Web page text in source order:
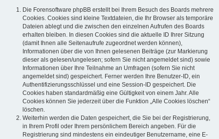
Die Forensoftware phpBB erstellt bei Ihrem Besuch des Boards mehrere
Cookies. Cookies sind kleine Textdateien, die Ihr Browser als temporäre
Dateien ablegt und die zwischen den einzelnen Aufrufen des Boards
erhalten bleiben. In diesen Cookies sind die aktuelle ID Ihrer Sitzung
(damit Ihnen alle Seitenaufrufe zugeordnet werden können),
Informationen über die von Ihnen gelesenen Beiträge (zur Markierung
dieser als gelesen/ungelesen; sofern Sie nicht angemeldet sind) sowie
Informationen über Ihre Teilnahme an Umfragen (sofern Sie nicht
angemeldet sind) gespeichert. Ferner werden Ihre Benutzer-ID, ein
Authentifizierungsschlüssel und eine Session-ID gespeichert. Die
Cookies haben standardmäßig eine Gültigkeit von einem Jahr. Alle
Cookies können Sie jederzeit über die Funktion „Alle Cookies löschen“
löschen.
Weiterhin werden die Daten gespeichert, die Sie bei der Registrierung,
in Ihrem Profil oder Ihrem persönlichem Bereich angeben. Für die
Registrierung sind mindestens ein eindeutiger Benutzername, eine E-